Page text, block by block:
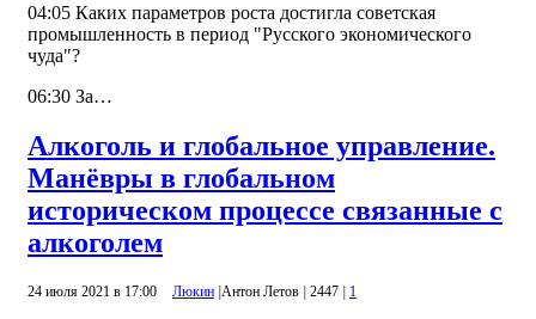
04:05 Каких параметров роста достигла советская
промышленность в период "Русского экономического
чуда"?
06:30 За…
Алкоголь и глобальное управление.
Манёвры в глобальном
историческом процессе связанные с
алкоголем
24 июля 2021 в 17:00 Люкин Антон Летов 2447 1